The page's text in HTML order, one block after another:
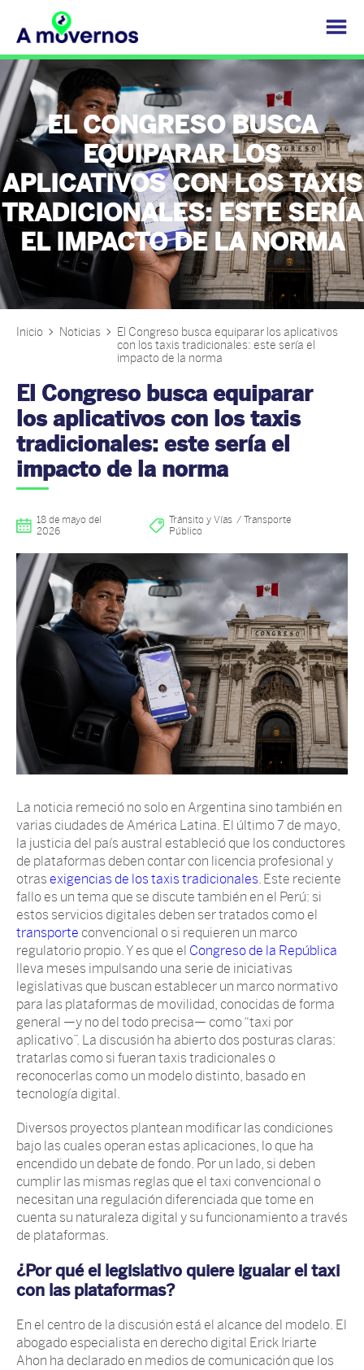
EL CONGRESO BUSCA
EQUIPARAR LOS
APLICATIVOS CON LOS TAXIS
TRADICIONALES: ESTE SERÍA
EL IMPACTO DE LA NORMA
Inicio Noticias
El Congreso busca equiparar los aplicativos
con los taxis tradicionales: este sería el
impacto de la norma
El Congreso busca equiparar
los aplicativos con los taxis
tradicionales: este sería el
impacto de la norma
18 de mayo del
2026
Tránsito y Vías
Transporte
Público
La noticia remeció no solo en Argentina sino también en
varias ciudades de América Latina. El último 7 de mayo,
la justicia del país austral estableció que los conductores
de plataformas deben contar con licencia profesional y
otras exigencias de los taxis tradicionales. Este reciente
fallo es un tema que se discute también en el Perú: si
estos servicios digitales deben ser tratados como el
transporte convencional o si requieren un marco
regulatorio propio. Y es que el Congreso de la República
lleva meses impulsando una serie de iniciativas
legislativas que buscan establecer un marco normativo
para las plataformas de movilidad, conocidas de forma
general —y no del todo precisa— como “taxi por
aplicativo”. La discusión ha abierto dos posturas claras:
tratarlas como si fueran taxis tradicionales o
reconocerlas como un modelo distinto, basado en
tecnología digital.
Diversos proyectos plantean modificar las condiciones
bajo las cuales operan estas aplicaciones, lo que ha
encendido un debate de fondo. Por un lado, si deben
cumplir las mismas reglas que el taxi convencional o
necesitan una regulación diferenciada que tome en
cuenta su naturaleza digital y su funcionamiento a través
de plataformas.
¿Por qué el legislativo quiere igualar el taxi
con las plataformas?
En el centro de la discusión está el alcance del modelo. El
abogado especialista en derecho digital Erick Iriarte
Ahon ha declarado en medios de comunicación que los